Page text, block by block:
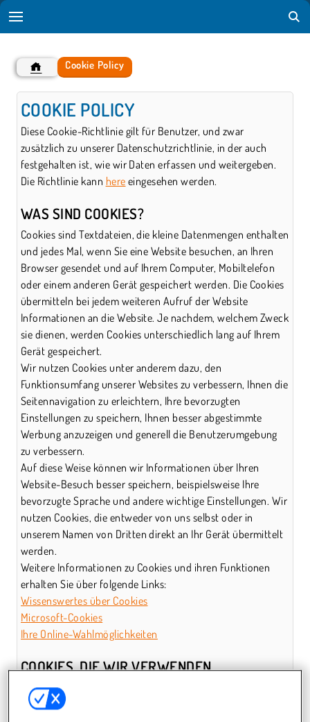
Cookie Policy
COOKIE POLICY
Diese Cookie-Richtlinie gilt für Benutzer, und zwar
zusätzlich zu unserer Datenschutzrichtlinie, in der auch
festgehalten ist, wie wir Daten erfassen und weitergeben.
Die Richtlinie kann here eingesehen werden.
WAS SIND COOKIES?
Cookies sind Textdateien, die kleine Datenmengen enthalten
und jedes Mal, wenn Sie eine Website besuchen, an Ihren
Browser gesendet und auf Ihrem Computer, Mobiltelefon
oder einem anderen Gerät gespeichert werden. Die Cookies
übermitteln bei jedem weiteren Aufruf der Website
Informationen an die Website. Je nachdem, welchem Zweck
sie dienen, werden Cookies unterschiedlich lang auf Ihrem
Gerät gespeichert.
Wir nutzen Cookies unter anderem dazu, den
Funktionsumfang unserer Websites zu verbessern, Ihnen die
Seitennavigation zu erleichtern, Ihre bevorzugten
Einstellungen zu speichern, Ihnen besser abgestimmte
Werbung anzuzeigen und generell die Benutzerumgebung
zu verbessern.
Auf diese Weise können wir Informationen über Ihren
Website-Besuch besser speichern, beispielsweise Ihre
bevorzugte Sprache und andere wichtige Einstellungen. Wir
nutzen Cookies, die entweder von uns selbst oder in
unserem Namen von Dritten direkt an Ihr Gerät übermittelt
werden.
Weitere Informationen zu Cookies und ihren Funktionen
erhalten Sie über folgende Links:
Wissenswertes über Cookies
Microsoft-Cookies
Ihre Online-Wahlmöglichkeiten
COOKIES, DIE WIR VERWENDEN
Wir nutzen unterschiedliche Kategorien von Cookies, und
jede Kategorie übernimmt auf unseren Websites eine